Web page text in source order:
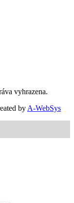
vyhrazena.
by A-WebSys